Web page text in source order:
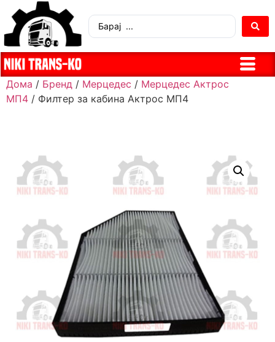
Дома / Бренд / Мерцедес / Мерцедес Актрос
МП4 / Филтер за кабина Актрос МП4